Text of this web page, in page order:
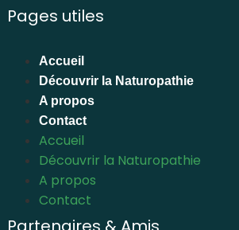
Pages utiles
Accueil
Découvrir la Naturopathie
A propos
Contact
Accueil
Découvrir la Naturopathie
A propos
Contact